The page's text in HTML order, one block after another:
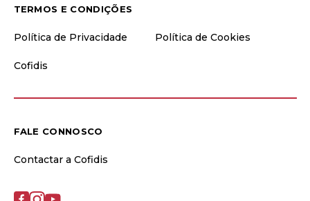
TERMOS E CONDIÇÕES
Política de Privacidade Política de Cookies
Cofidis
FALE CONNOSCO
Contactar a Cofidis